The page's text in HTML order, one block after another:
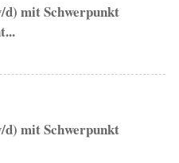
mit Schwerpunkt
mit Schwerpunkt